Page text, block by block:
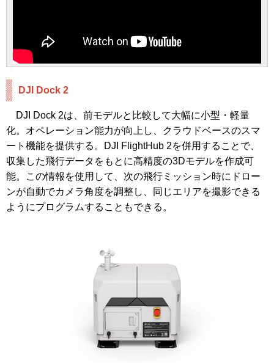
DJI Dock 2
DJI Dock 2は、前モデルと比較して大幅に小型・軽量
化。オペレーション能力が向上し、クラウドベースのスマ
ート機能を提供する。DJI FlightHub 2を併用することで、
収集した飛行データをもとに高精度の3Dモデルを作成可
能。この情報を使用して、次の飛行ミッション時にドロー
ンが自動でカメラ角度を調整し、同じエリアを撮影できる
ようにプログラムすることもできる。